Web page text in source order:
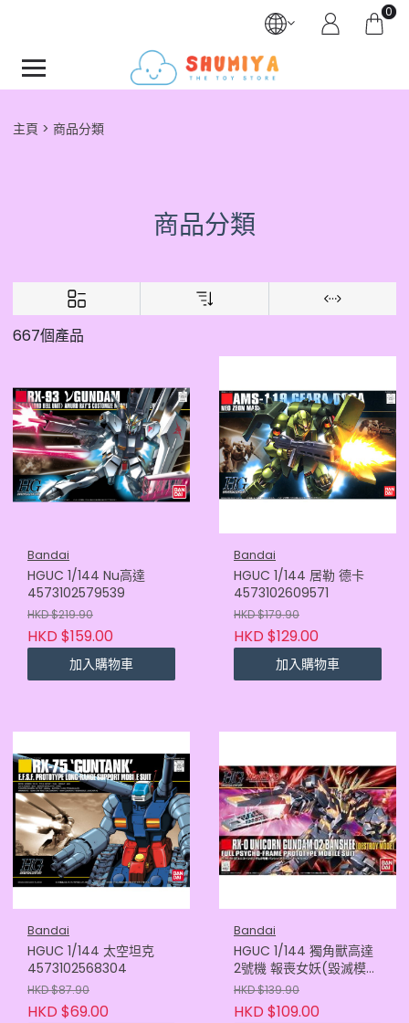
0
主頁 商品分類
商品分類
667個產品
Bandai
HGUC 1/144 Nu高達
4573102579539
HKD $219.90
HKD $159.00
加入購物車
Bandai
HGUC 1/144 居勒 德卡
4573102609571
HKD $179.90
HKD $129.00
加入購物車
Bandai
HGUC 1/144 太空坦克
4573102568304
HKD $87.90
HKD $69.00
Bandai
HGUC 1/144 獨角獸高達
2號機 報喪女妖(毀滅模
式)4573102579836
HKD $139.90
HKD $109.00